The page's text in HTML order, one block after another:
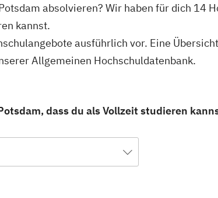
absolvieren? Wir haben für dich 14
kannst.
ausführlich vor. Eine
Allgemeinen Hochschuldatenbank.
dass du als Vollzeit studieren